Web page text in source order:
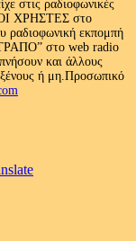
στις ραδιοφωνικές
ΧΡΗΣΤΕΣ στο
ραδιοφωνική εκπομπή
στο web radio
και άλλους
ή μη.Προσωπικό